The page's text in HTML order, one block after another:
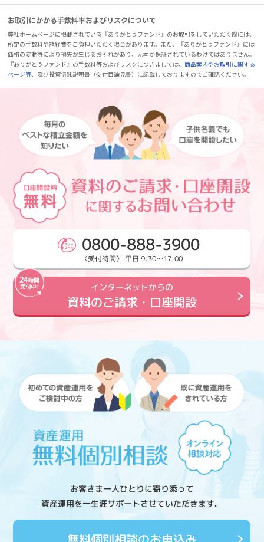
お取引にかかる手数料率およびリスクについて
弊社ホームページに掲載されている『ありがとうファンド』のお取引をしていただく際には、
所定の手数料や諸経費をご負担いただく場合があります。また、『ありがとうファンド』には
価格の変動等により損失が生じるおそれがあり、元本が保証されているわけではありません。
『ありがとうファンド』の手数料等およびリスクにつきましては、商品案内やお取引に関する
ページ等、及び投資信託説明書（交付目論見書）に記載しておりますのでご確認ください。
0800-888-3900
〈受付時間〉 平日 9:30～17:00
インターネットからの
資料のご請求・口座開設
お客さま一人ひとりに寄り添って
資産運用を一生涯サポートさせていただきます。